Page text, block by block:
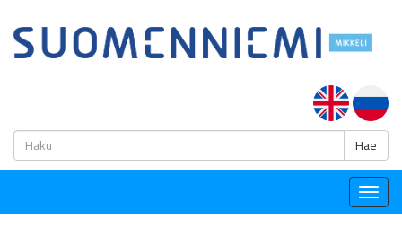
Hae